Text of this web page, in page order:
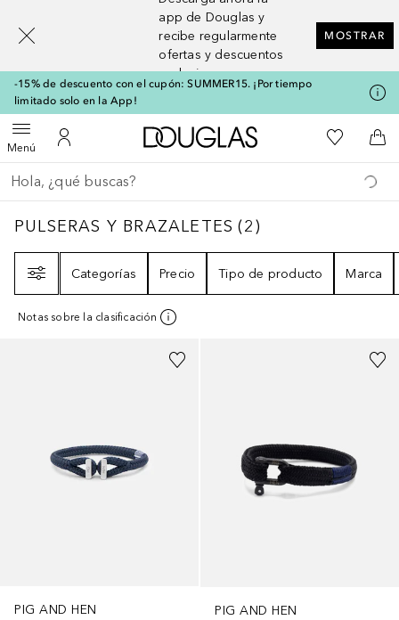
app de Douglas y
recibe regularmente
ofertas y descuentos
exclusivos
MOSTRAR
-15% de descuento con el cupón: SUMMER15. ¡Por tiempo
limitado solo en la App!
MenúAbrir menúMi cuenta
A Douglas HomeMi lista de
A
Regresar
Ejecutar búsqueda
PULSERAS Y BRAZALETES2
PULSERAS Y BRAZALETES (2)
Categorías
Precio Tipo de producto Marca
Notas sobre la clasificación
PIG AND HEN
PIG AND HEN
[navigation.slideout.screenreader]